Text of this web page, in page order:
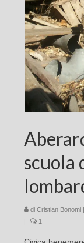
scuola
di Cristian Bonomi |
|
1